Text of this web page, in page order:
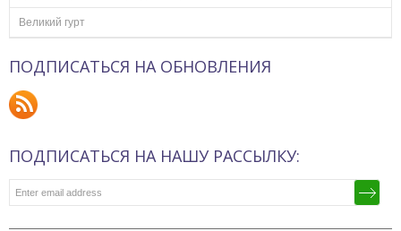
Великий гурт
ПОДПИСАТЬСЯ НА ОБНОВЛЕНИЯ
ПОДПИСАТЬСЯ НА НАШУ РАССЫЛКУ: